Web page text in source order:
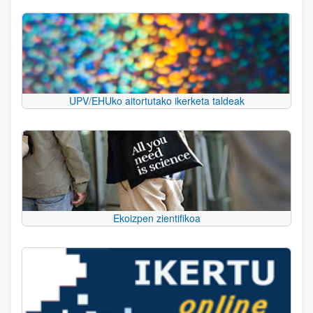
UPV/EHUko aitortutako ikerketa taldeak
Ekoizpen zientifikoa